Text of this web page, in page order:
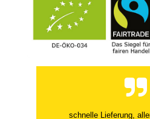
schnelle Lieferung,